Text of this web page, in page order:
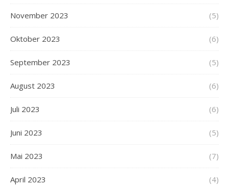
November 2023 (5)
Oktober 2023 (6)
September 2023 (5)
August 2023 (6)
Juli 2023 (6)
Juni 2023 (5)
Mai 2023 (7)
April 2023 (4)